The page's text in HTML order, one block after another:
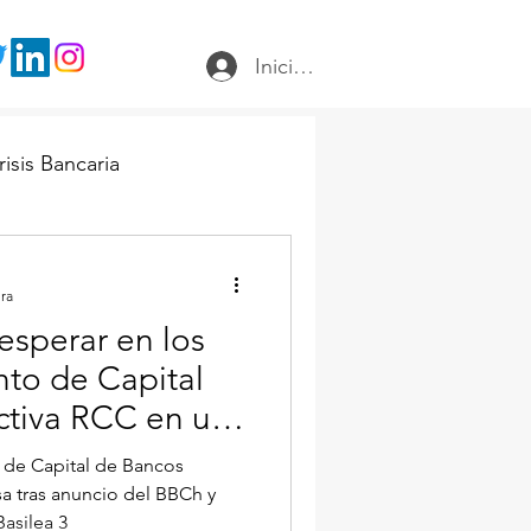
Iniciar sesión
Bancaria
en los
de Capital
RCC en un
Capital de Bancos
tras anuncio del BBCh y
3